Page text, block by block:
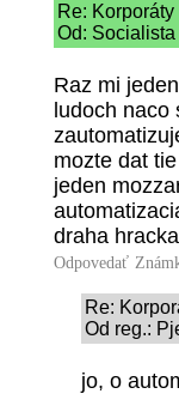
Re: Korporáty
Od:
Raz mi
ludoch
mozte dat
jeden
draha hracka
Odpovedať
Re:
Od reg.:
jo, o